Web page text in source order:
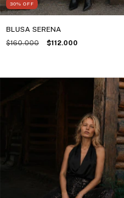
30% OFF
BLUSA SERENA
$160.000 $112.000